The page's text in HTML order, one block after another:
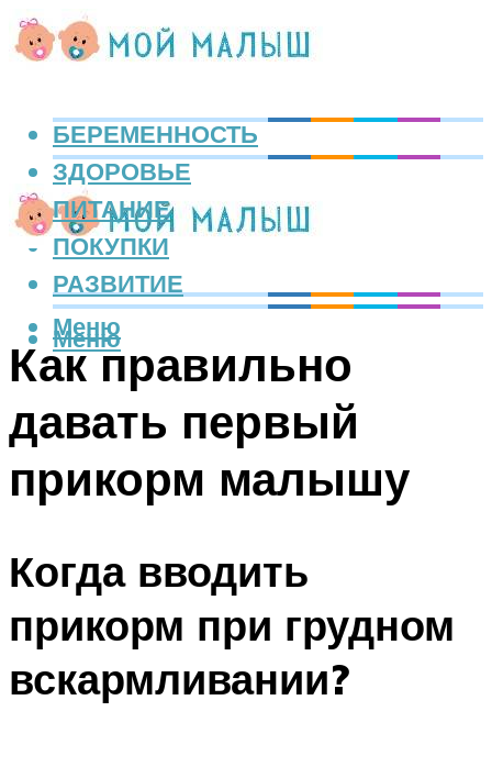
БЕРЕМЕННОСТЬ
ЗДОРОВЬЕ
ПИТАНИЕ
ПОКУПКИ
РАЗВИТИЕ
Меню
Меню
Как правильно
давать первый
прикорм малышу
Когда вводить
прикорм при грудном
вскармливании?